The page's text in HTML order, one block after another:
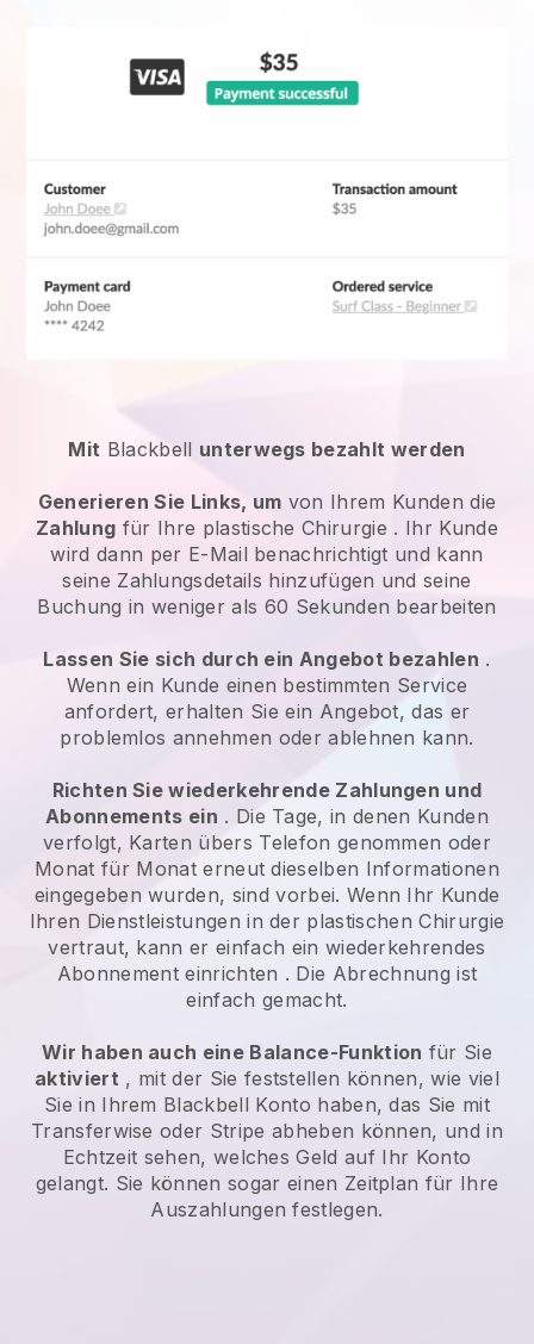
Mit Blackbell unterwegs bezahlt werden
Generieren Sie Links, um von Ihrem Kunden die
Zahlung für Ihre plastische Chirurgie . Ihr Kunde
wird dann per E-Mail benachrichtigt und kann
seine Zahlungsdetails hinzufügen und seine
Buchung in weniger als 60 Sekunden bearbeiten
Lassen Sie sich durch ein Angebot bezahlen .
Wenn ein Kunde einen bestimmten Service
anfordert, erhalten Sie ein Angebot, das er
problemlos annehmen oder ablehnen kann.
Richten Sie wiederkehrende Zahlungen und
Abonnements ein . Die Tage, in denen Kunden
verfolgt, Karten übers Telefon genommen oder
Monat für Monat erneut dieselben Informationen
eingegeben wurden, sind vorbei. Wenn Ihr Kunde
Ihren Dienstleistungen in der plastischen Chirurgie
vertraut, kann er einfach ein wiederkehrendes
Abonnement einrichten . Die Abrechnung ist
einfach gemacht.
Wir haben auch eine Balance-Funktion für Sie
aktiviert , mit der Sie feststellen können, wie viel
Sie in Ihrem Blackbell Konto haben, das Sie mit
Transferwise oder Stripe abheben können, und in
Echtzeit sehen, welches Geld auf Ihr Konto
gelangt. Sie können sogar einen Zeitplan für Ihre
Auszahlungen festlegen.